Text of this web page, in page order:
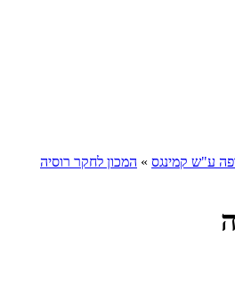
ע"ש קמינגס » המכון לחקר רוסיה